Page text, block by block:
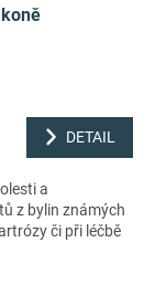
DETAIL
a
z bylin známých
či při léčbě